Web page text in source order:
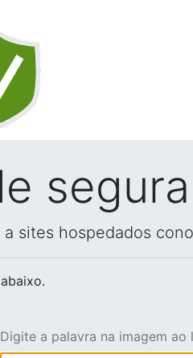
sites hospedados
Digite a palavra na imagem